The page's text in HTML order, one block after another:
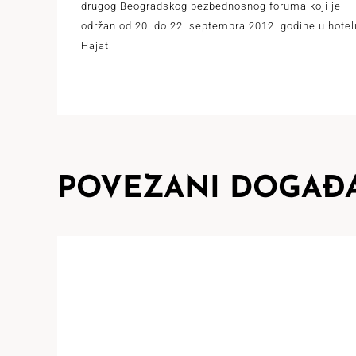
drugog Beogradskog bezbednosnog foruma koji je
održan od 20. do 22. septembra 2012. godine u
Hajat.
POVEZANI